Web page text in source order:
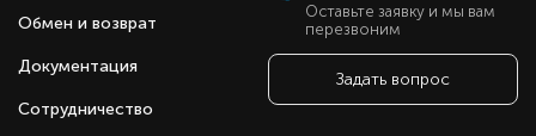
Обмен и возврат
Документация
Сотрудничество
Оставьте заявку и мы вам
перезвоним
Задать вопрос